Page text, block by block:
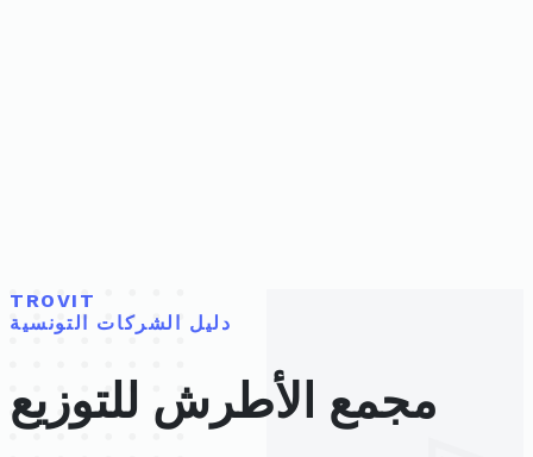
TROVIT
دليل الشركات التونسية
مجمع الأطرش للتوزيع